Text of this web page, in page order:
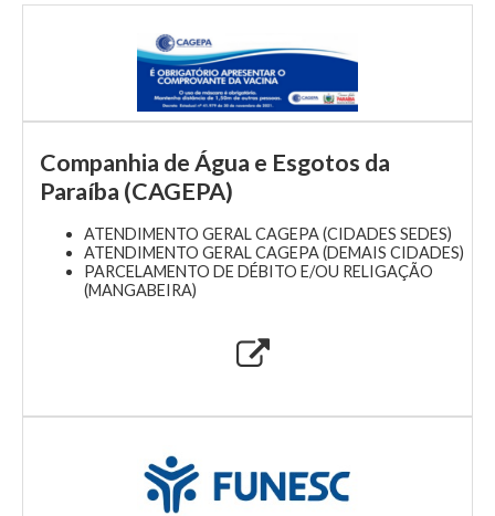
Companhia de Água e Esgotos da
Paraíba (CAGEPA)
ATENDIMENTO GERAL CAGEPA (CIDADES SEDES)
ATENDIMENTO GERAL CAGEPA (DEMAIS CIDADES)
PARCELAMENTO DE DÉBITO E/OU RELIGAÇÃO
(MANGABEIRA)